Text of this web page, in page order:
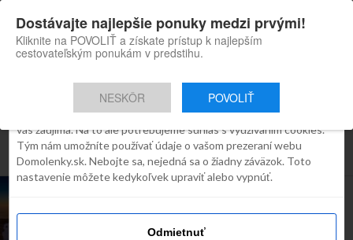
Domolenky appka
Skvelé tipy na cestovanie po
Slovensku
Inštaluj
Všetky príspevky týkajúce sa
"vrsatecke bradla"
miesta v nich?
Súhlas Detaily O cookies
Robíme všetko preto, aby sme vám zobrazovali iba obsah, ktorý
vás zaujíma. Na to ale potrebujeme súhlas s využívaním cookies.
Tým nám umožníte používať údaje o vašom prezeraní webu
Domolenky.sk. Nebojte sa, nejedná sa o žiadny záväzok. Toto
nastavenie môžete kedykoľvek upraviť alebo vypnúť.
Odmietnuť
Dostávajte najlepšie ponuky medzi prvými!
Kliknite na POVOLIŤ a získate prístup k najlepším
cestovateľským ponukám v predstihu.
NESKÔR POVOLIŤ